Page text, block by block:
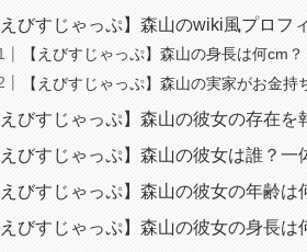
えびすじゃっぷ】森山のwiki風プロフ
【えびすじゃっぷ】森山の身長は何cm？
【えびすじゃっぷ】森山の実家がお金持
えびすじゃっぷ】森山の彼女の存在を
えびすじゃっぷ】森山の彼女は誰？一
えびすじゃっぷ】森山の彼女の年齢は
えびすじゃっぷ】森山の彼女の身長は